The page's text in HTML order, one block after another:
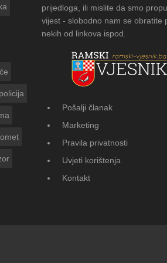
FOTOGALERIJA: Čuvanje običaja u Donjoj
policija
prijedloga, ili mislite da smo
vijest - slobodno nam se obratite
nekih od linkova ispod.
Pošalji članak
Marketing
Pravila privatnosti
Uvjeti korištenja
Kontakt